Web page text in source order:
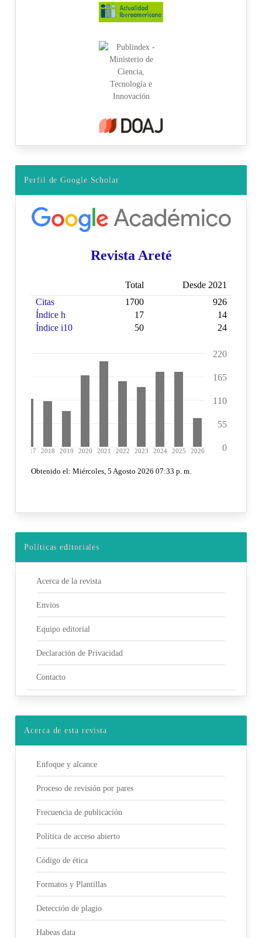
Perfil de Google Scholar
Políticas editoriales
Acerca de la revista
Envios
Equipo editorial
Declaración de Privacidad
Contacto
Acerca de esta revista
Enfoque y alcance
Proceso de revisión por pares
Frecuencia de publicación
Política de acceso abierto
Código de ética
Formatos y Plantillas
Detección de plagio
Habeas data